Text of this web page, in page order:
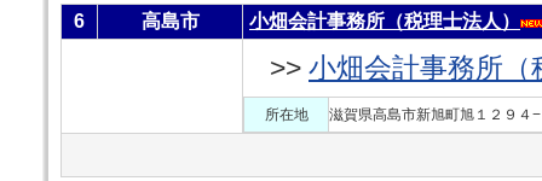
6 高島市 小畑会計事務所（税理士法人）
>> 小畑会計事務所
所在地 滋賀県高島市新旭町旭１２９４